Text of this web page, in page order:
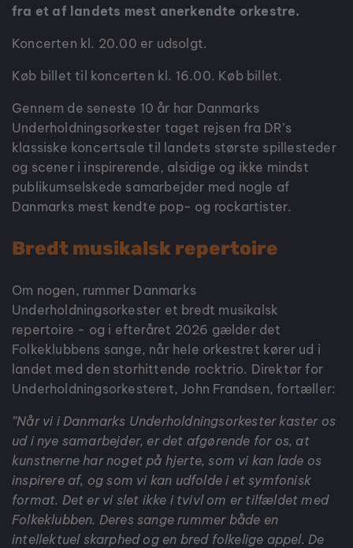
fra et af landets mest anerkendte orkestre.
Koncerten kl. 20.00 er udsolgt.
Køb billet til koncerten kl. 16.00. Køb billet.
Gennem de seneste 10 år har Danmarks
Underholdningsorkester taget rejsen fra DR’s
klassiske koncertsale til landets største spillesteder
og scener i inspirerende, alsidige og ikke mindst
publikumselskede samarbejder med nogle af
Danmarks mest kendte pop- og rockartister.
Bredt musikalsk repertoire
Om nogen, rummer Danmarks
Underholdningsorkester et bredt musikalsk
repertoire - og i efteråret 2026 gælder det
Folkeklubbens sange, når hele orkestret kører ud i
landet med den storhittende rocktrio. Direktør for
Underholdningsorkesteret, John Frandsen, fortæller:
”Når vi i Danmarks Underholdningsorkester kaster os
ud i nye samarbejder, er det afgørende for os, at
kunstnerne har noget på hjerte, som vi kan lade os
inspirere af, og som vi kan udfolde i et symfonisk
format. Det er vi slet ikke i tvivl om er tilfældet med
Folkeklubben. Deres sange rummer både en
intellektuel skarphed og en bred folkelige appel. De